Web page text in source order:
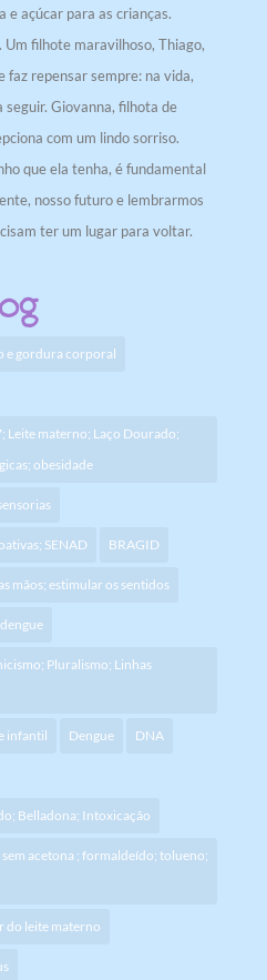
e açúcar para as crianças.
filhote maravilhoso, Thiago,
faz repensar sempre: na vida,
seguir. Giovanna, filhota de
com um lindo sorriso.
que ela tenha, é fundamental
nosso futuro e lembrarmos
ter um lugar para voltar.
e gordura corporal
Leite materno; Laço Dourado;
obesidade
SENAD BRAGID
mãos; estimular os sentidos
Pluralismo; Linhas
infantil Dengue DNA
Belladona; Intoxicação
acetona ; formaldeído; tolueno;
do leite materno